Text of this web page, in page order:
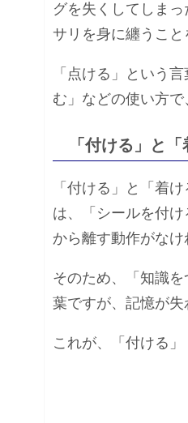
グを失くしてしま
サリを身に纏うこと
「点ける」という
む」などの使い方
「付ける」と
「付ける」と「着
は、「シールを付
から離す動作がなけ
そのため、「知識
葉ですが、記憶が失
これが、「付ける